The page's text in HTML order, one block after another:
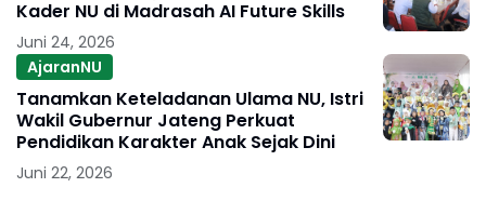
Kader NU di Madrasah AI Future Skills
Juni 24, 2026
AjaranNU
Tanamkan Keteladanan Ulama NU, Istri
Wakil Gubernur Jateng Perkuat
Pendidikan Karakter Anak Sejak Dini
Juni 22, 2026